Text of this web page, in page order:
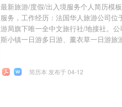
最新旅游/度假/出入境服务个人简历模
服务，工作经历：法国华人旅游公司
游局旗下唯一全中文旅行社/地接社。
斯小镇一日游多日游、薰衣草一日游旅
简历本 发布于 04-12